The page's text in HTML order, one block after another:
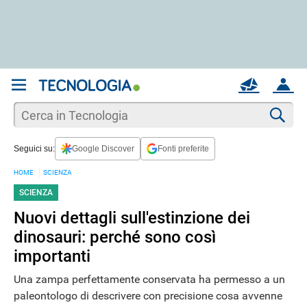
ACCOUNT
MAIL
Seguici su: Google Discover Fonti preferite
HOME SCIENZA
SCIENZA
Nuovi dettagli sull'estinzione dei
dinosauri: perché sono così
importanti
Una zampa perfettamente conservata ha permesso a un
paleontologo di descrivere con precisione cosa avvenne